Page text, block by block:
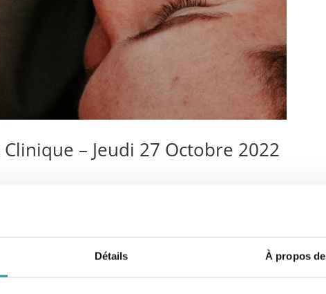
Détails À propos
– Jeudi 27 Octobre 2022
27/10/22 de 16h à 19h Thème : Anatomie et Physiologie
sexuels. Intervenant : Dr Alain PEREZ, Chirurgien,